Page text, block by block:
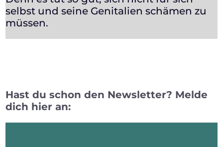
selbst und seine Genitalien schämen zu
müssen.
Hast du schon den Newsletter? Melde
dich hier an: